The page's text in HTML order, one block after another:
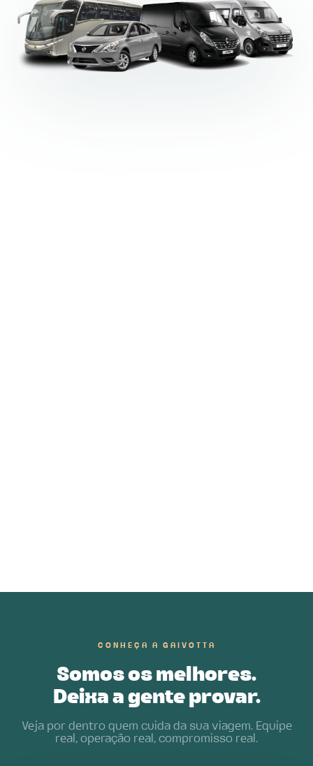
CONHEÇA A GAIVOTTA
Somos os melhores.
Deixa a gente provar.
Veja por dentro quem cuida da sua viagem. Equipe
real, operação real, compromisso real.